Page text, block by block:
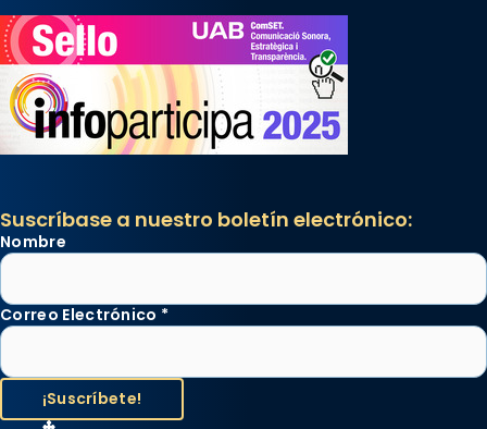
Suscríbase a nuestro boletín electrónico:
Nombre
Correo Electrónico *